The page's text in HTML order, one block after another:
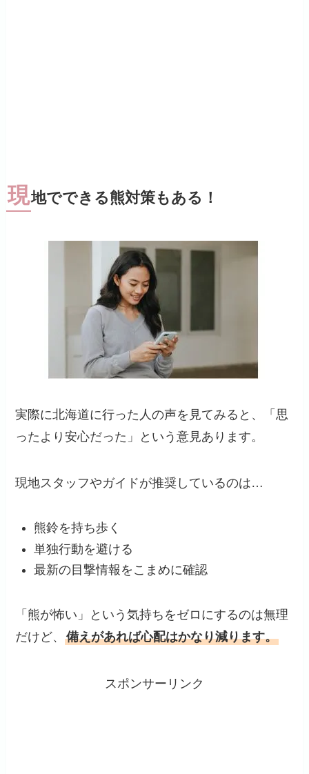
現地でできる熊対策もある！
実際に北海道に行った人の声を見てみると、「思
ったより安心だった」という意見あります。
現地スタッフやガイドが推奨しているのは…
熊鈴を持ち歩く
単独行動を避ける
最新の目撃情報をこまめに確認
「熊が怖い」という気持ちをゼロにするのは無理
だけど、備えがあれば心配はかなり減ります。
スポンサーリンク